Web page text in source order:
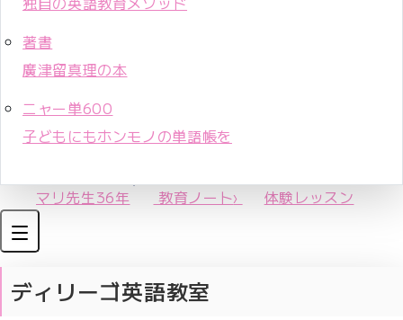
著書
廣津留真理の本
ニャー単600
子どもにもホンモノの単語帳を
マリ先生36年 教育ノート› 体験レッスン
ディリーゴ英語教室